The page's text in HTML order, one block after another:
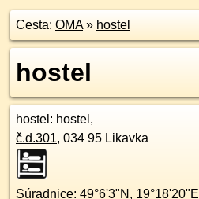
Cesta: OMA» hostel
hostel
hostel : hostel,
č.d.301, 034 95 Likavka
Súradnice: 49°6'3"N , 19°18'20"E